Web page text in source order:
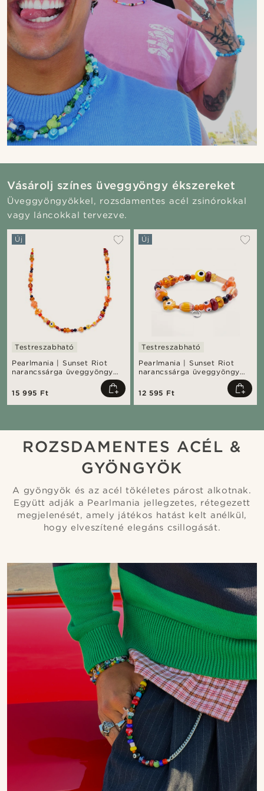
Vásárolj színes üveggyöngy ékszereket
Üveggyöngyökkel, rozsdamentes acél zsinórokkal
vagy láncokkal tervezve.
Pearlmania | Sunset Riot
narancssárga üveggyöngy
Új
Testreszabható
15 995 Ft
Pearlmania | Sunset Riot
narancssárga üveggyöngy
Új
Testreszabható
12 595 Ft
ROZSDAMENTES ACÉL &
GYÖNGYÖK
A gyöngyök és az acél tökéletes párost alkotnak.
Együtt adják a Pearlmania jellegzetes, rétegezett
megjelenését, amely játékos hatást kelt anélkül,
hogy elveszítené elegáns csillogását.